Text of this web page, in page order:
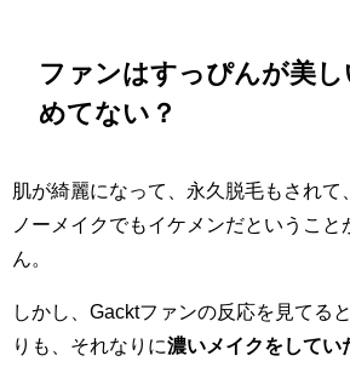
ファンはすっぴんが美
めてない？
肌が綺麗になって、永久脱毛もされて
ノーメイクでもイケメンだということ
ん。
しかし、Gacktファンの反応を見てる
りも、それなりに濃いメイクをしてい